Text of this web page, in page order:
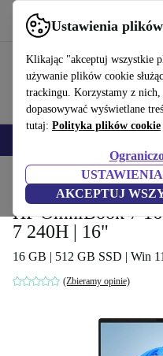
Ustawienia
Klikając "akceptuj wszystkie
używanie plików cookie
trackingu. Korzystamy z nich,
dopasowywać wyświetlane
tutaj: Polityka plików cookie
AKCEPTUJ
Korzystaj z refurbed szybko i
Produkty Laptopy
HP OmniBook 7
7 240H | 16"
16 GB | 512 GB SSD | Win
(Zbieramy opinie)